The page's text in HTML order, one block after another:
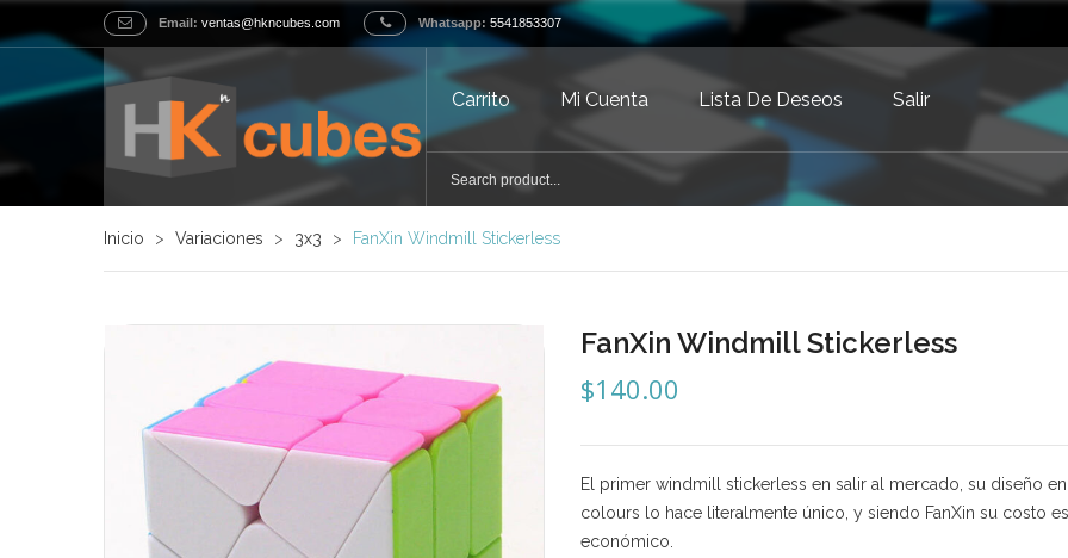
Email: ventas@hkncubes.com Whatsapp: 5541853307
Carrito Mi Cuenta Lista De Deseos Salir
Inicio > Variaciones > 3x3 > FanXin Windmill Stickerless
FanXin Windmill Stickerless
$140.00
El primer windmill stickerless en salir al mercado, su diseño
colours lo hace literalmente único, y siendo FanXin su costo
económico.